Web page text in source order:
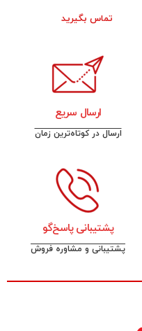
تماس بگیرید
ارسال سریع
ارسال در کوتاه‌ترین زمان
پشتیبانی پاسخ‌گو
پشتیبانی و مشاوره فروش